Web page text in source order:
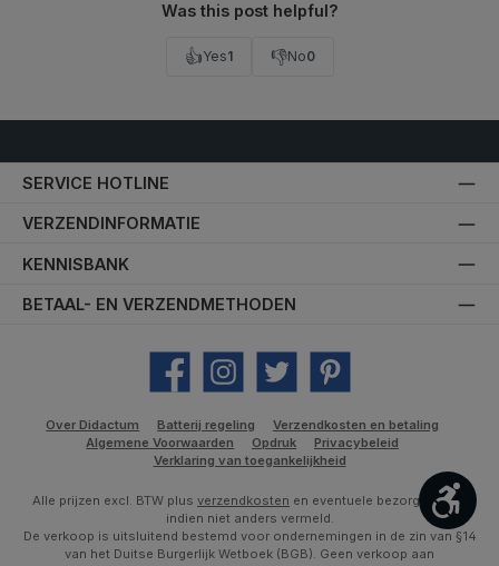
Was this post helpful?
👍Yes1 👎No0
SERVICE HOTLINE
VERZENDINFORMATIE
KENNISBANK
BETAAL- EN VERZENDMETHODEN
Facebook Instagram Twitter Pinterest
Over Didactum Batterij regeling
Verzendkosten en betaling
Algemene Voorwaarden
Opdruk
Privacybeleid
Verklaring van toegankelijkheid
Alle prijzen excl. BTW plus verzendkosten en eventuele bezorgkosten,
indien niet anders vermeld.
De verkoop is uitsluitend bestemd voor ondernemingen in de zin van §14
van het Duitse Burgerlijk Wetboek (BGB). Geen verkoop aan